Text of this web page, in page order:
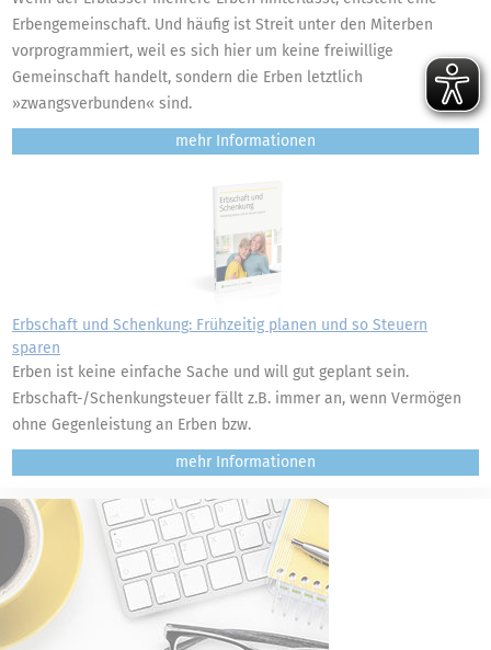
Erbengemeinschaft. Und häufig ist Streit unter den Miterben
vorprogrammiert, weil es sich hier um keine freiwillige
Gemeinschaft handelt, sondern die Erben letztlich
»zwangsverbunden« sind.
mehr
Erbschaft und Schenkung: Frühzeitig planen und so Steuern
sparen
Erben ist keine einfache Sache und will gut geplant sein.
Erbschaft-/Schenkungsteuer fällt z.B. immer an, wenn Vermögen
ohne Gegenleistung an Erben bzw.
mehr